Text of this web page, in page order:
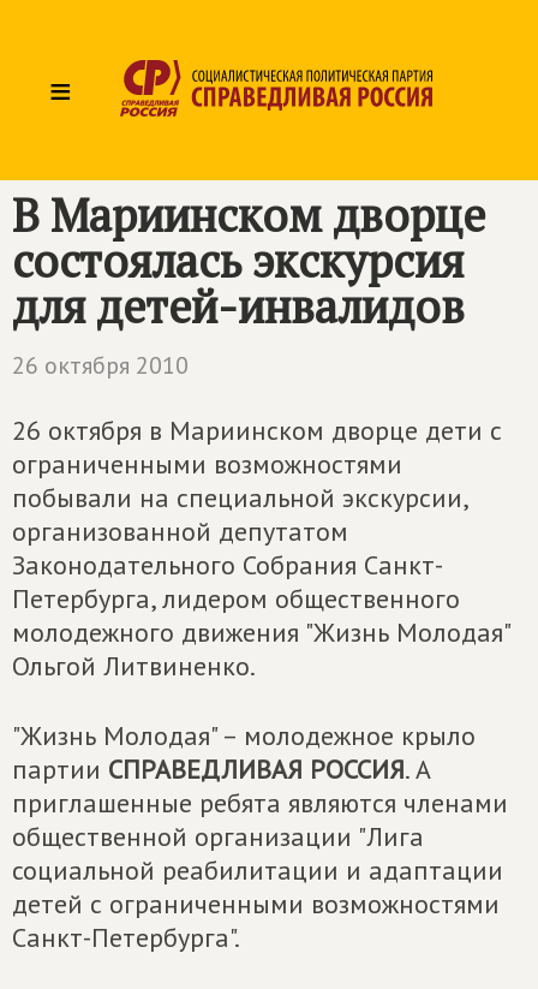
≡
В Мариинском дворце
состоялась экскурсия
для детей-инвалидов
26 октября 2010
26 октября в Мариинском дворце дети с
ограниченными возможностями
побывали на специальной экскурсии,
организованной депутатом
Законодательного Собрания Санкт-
Петербурга, лидером общественного
молодежного движения "Жизнь Молодая"
Ольгой Литвиненко.
"Жизнь Молодая" – молодежное крыло
партии СПРАВЕДЛИВАЯ РОССИЯ. А
приглашенные ребята являются членами
общественной организации "Лига
социальной реабилитации и адаптации
детей с ограниченными возможностями
Санкт-Петербурга".